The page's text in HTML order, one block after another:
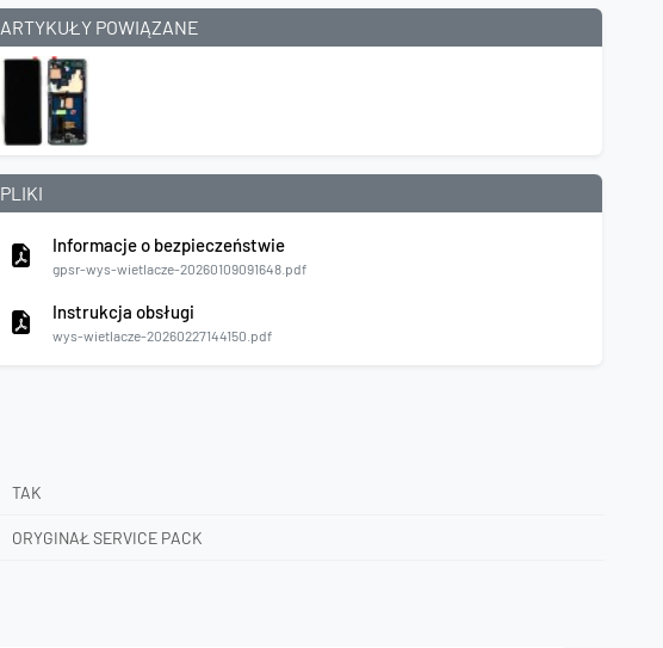
ARTYKUŁY POWIĄZANE
PLIKI
Informacje o bezpieczeństwie
gpsr-wys-wietlacze-20260109091648.pdf
Instrukcja obsługi
wys-wietlacze-20260227144150.pdf
TAK
ORYGINAŁ SERVICE PACK